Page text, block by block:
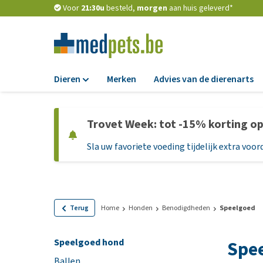
Voor 21:30u besteld, morgen aan huis geleverd*
Dieren
Hondenbrokken
Natvoer
Graanvrij
Glutenvrij
Merken Advies van de dierenarts
Trovet Week: tot -15% korting
Sla uw favoriete voeding tijdelijk extra
Terug Home Honden Benodigdheden Speelgoed
Speelgoed hond